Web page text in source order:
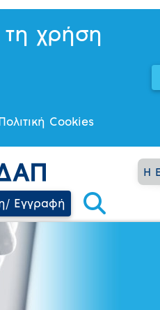
χρήση
Cookies
Η
Εγγραφή